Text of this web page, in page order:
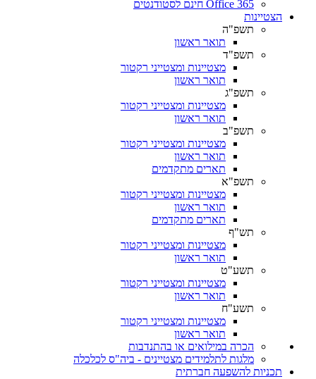
Office 365 חינם לסטודנטים
הצטיינות
תשפ"ה
תואר ראשון
תשפ"ד
מצטיינות ומצטייני רקטור
תואר ראשון
תשפ"ג
מצטיינות ומצטייני רקטור
תואר ראשון
תשפ"ב
מצטיינות ומצטייני רקטור
תואר ראשון
תארים מתקדמים
תשפ"א
מצטיינות ומצטייני רקטור
תואר ראשון
תארים מתקדמים
תש"ף
מצטיינות ומצטייני רקטור
תואר ראשון
תשע"ט
מצטיינות ומצטייני רקטור
תואר ראשון
תשע"ח
מצטיינות ומצטייני רקטור
תואר ראשון
הכרה במילואים או בהתנדבות
מלגות לתלמידים מצטיינים - ביה"ס לכלכלה
תכניות להשפעה חברתית